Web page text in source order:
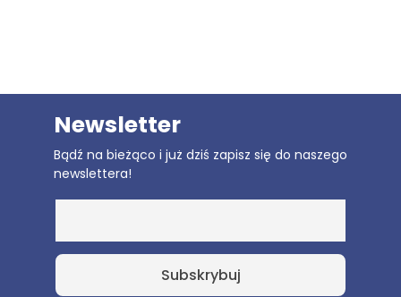
Newsletter
Bądź na bieżąco i już dziś zapisz się do naszego
newslettera!